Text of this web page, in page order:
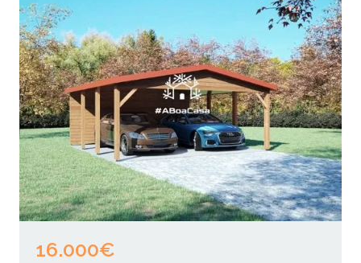
16.000€